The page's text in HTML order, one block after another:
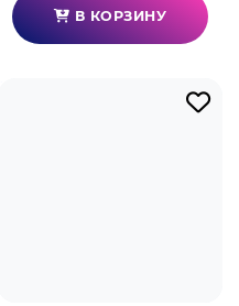
В КОРЗИНУ